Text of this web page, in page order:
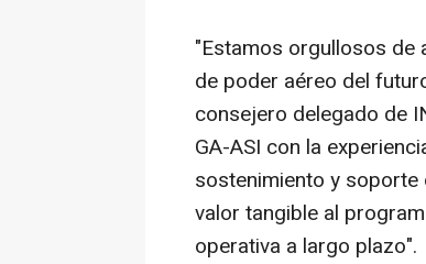
"Estamos orgullosos de
de poder aéreo del
consejero delegado de
GA-ASI con la
sostenimiento y
valor tangible al
operativa a largo plazo".